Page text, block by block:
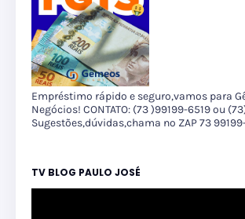
Empréstimo rápido e seguro,vamos para
Negócios! CONTATO: (73 )99199-6519 ou
Sugestões,dúvidas,chama no ZAP 73
TV BLOG PAULO JOSÉ